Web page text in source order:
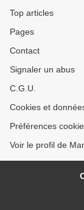
Top articles
Pages
Contact
Signaler un abus
C.G.U.
Cookies et
Préférences
Voir le profil de